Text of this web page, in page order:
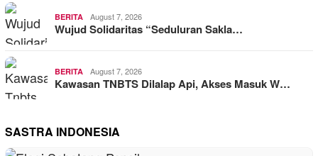
BERITA August 7, 2026
Wujud Solidaritas “Seduluran Sakla…
BERITA August 7, 2026
Kawasan TNBTS Dilalap Api, Akses Masuk W…
SASTRA INDONESIA